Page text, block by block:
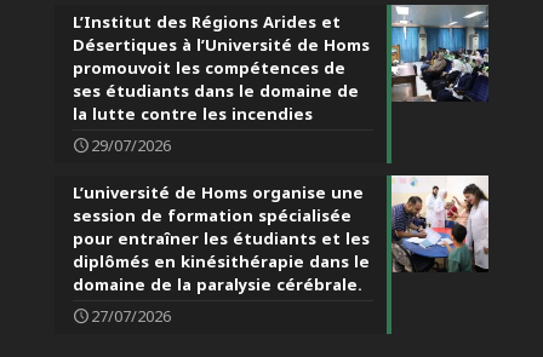
L’Institut des Régions Arides et
Désertiques à l’Université de Homs
promouvoit les compétences de
ses étudiants dans le domaine de
la lutte contre les incendies
29/07/2026
L’université de Homs organise une
session de formation spécialisée
pour entraîner les étudiants et les
diplômés en kinésithérapie dans le
domaine de la paralysie cérébrale.
27/07/2026